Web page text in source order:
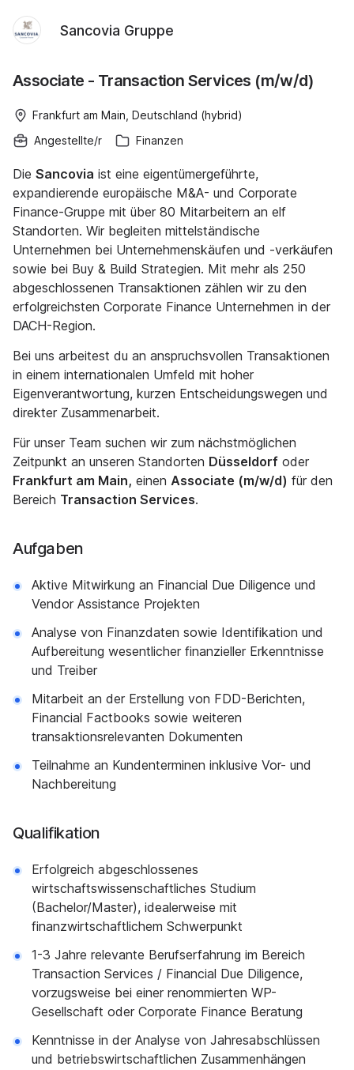
Sancovia Gruppe
Associate - Transaction Services (m/w/d)
Frankfurt am Main, Deutschland (hybrid)
Angestellte/r
Finanzen
Die Sancovia ist eine eigentümergeführte,
expandierende europäische M&A- und Corporate
Finance-Gruppe mit über 80 Mitarbeitern an elf
Standorten. Wir begleiten mittelständische
Unternehmen bei Unternehmenskäufen und -verkäufen
sowie bei Buy & Build Strategien. Mit mehr als 250
abgeschlossenen Transaktionen zählen wir zu den
erfolgreichsten Corporate Finance Unternehmen in der
DACH-Region.
Bei uns arbeitest du an anspruchsvollen Transaktionen
in einem internationalen Umfeld mit hoher
Eigenverantwortung, kurzen Entscheidungswegen und
direkter Zusammenarbeit.
Für unser Team suchen wir zum nächstmöglichen
Zeitpunkt an unseren Standorten Düsseldorf oder
Frankfurt am Main, einen Associate (m/w/d) für den
Bereich Transaction Services.
Aufgaben
Aktive Mitwirkung an Financial Due Diligence und
Vendor Assistance Projekten
Analyse von Finanzdaten sowie Identifikation und
Aufbereitung wesentlicher finanzieller Erkenntnisse
und Treiber
Mitarbeit an der Erstellung von FDD-Berichten,
Financial Factbooks sowie weiteren
transaktionsrelevanten Dokumenten
Teilnahme an Kundenterminen inklusive Vor- und
Nachbereitung
Qualifikation
Erfolgreich abgeschlossenes
wirtschaftswissenschaftliches Studium
(Bachelor/Master), idealerweise mit
finanzwirtschaftlichem Schwerpunkt
1-3 Jahre relevante Berufserfahrung im Bereich
Transaction Services / Financial Due Diligence,
vorzugsweise bei einer renommierten WP-
Gesellschaft oder Corporate Finance Beratung
Kenntnisse in der Analyse von Jahresabschlüssen
und betriebswirtschaftlichen Zusammenhängen